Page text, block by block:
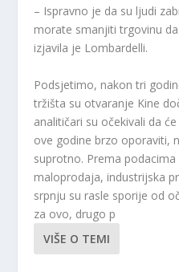
– Ispravno je da su ljudi
morate smanjiti trgovinu
izjavila je Lombardelli.
Podsjetimo, nakon tri
tržišta su otvaranje Kine
analitičari su očekivali da
ove godine brzo oporaviti,
suprotno. Prema
maloprodaja, industrijska
srpnju su rasle sporije od
za ovo, drugo p
VIŠE O TEMI